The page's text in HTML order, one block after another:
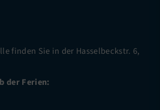
finden Sie in der Hasselbeckstr. 6,
der Ferien: